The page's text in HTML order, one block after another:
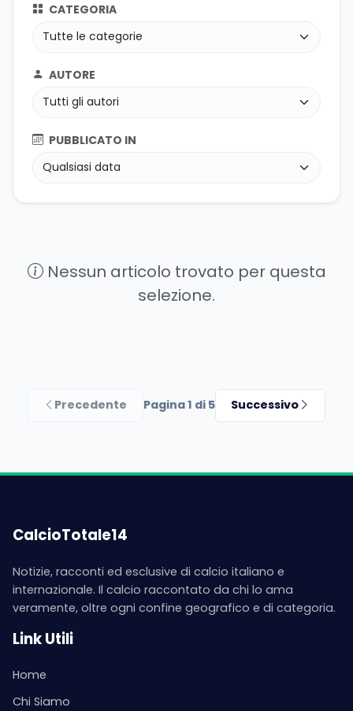
CATEGORIA
AUTORE
PUBBLICATO IN
Nessun articolo trovato per questa
selezione.
Precedente Pagina 1 di 5 Successivo
CalcioTotale14
Notizie, racconti ed esclusive di calcio italiano e
internazionale. Il calcio raccontato da chi lo ama
veramente, oltre ogni confine geografico e di categoria.
Link Utili
Home
Chi Siamo